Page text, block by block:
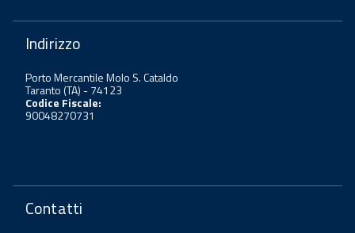
Indirizzo
Porto Mercantile Molo S. Cataldo
Taranto (TA) - 74123
Codice Fiscale:
90048270731
Contatti